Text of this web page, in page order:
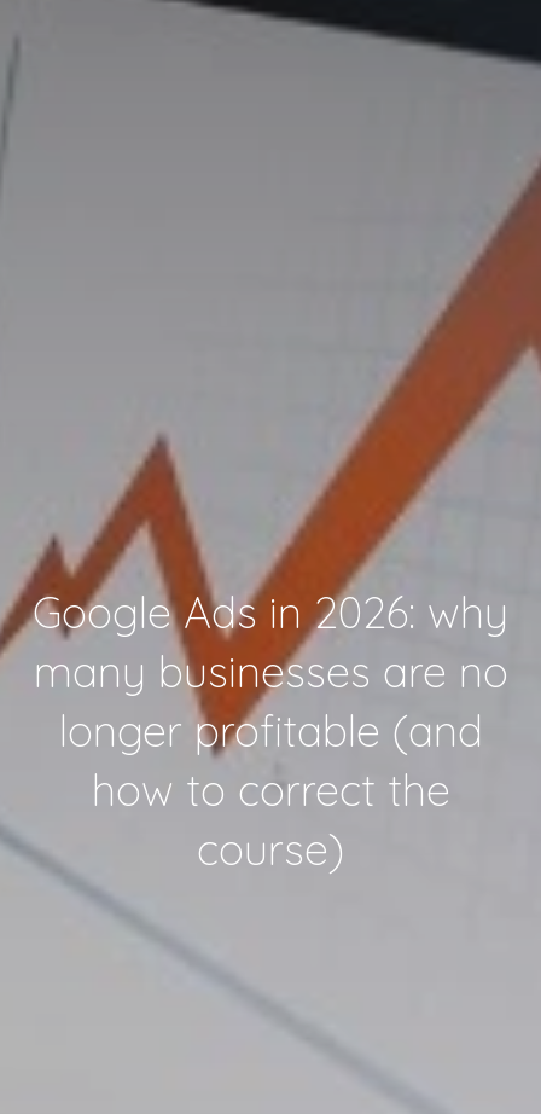
Google Ads in 2026: why
many businesses are no
longer profitable (and
how to correct the
course)